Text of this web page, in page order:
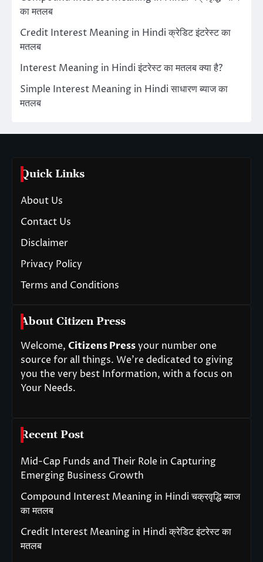
का मतलब
Credit Interest Meaning in Hindi क्रेडिट इंटरेस्ट का
मतलब
Interest Meaning in Hindi इंटरेस्ट का मतलब क्या है?
Simple Interest Meaning in Hindi साधारण ब्याज का
मतलब
Quick Links
About Us
Contact Us
Disclaimer
Privacy Policy
Terms and Conditions
About Citizen Press
Welcome, Citizens Pressyour number one
source for all things. We’re dedicated to giving
you the very best Information, with a focus on
Your Needs.
Recent Post
Mid-Cap Funds and Their Role in Capturing
Emerging Business Growth
Compound Interest Meaning in Hindi चक्रवृद्धि ब्याज
का मतलब
Credit Interest Meaning in Hindi क्रेडिट इंटरेस्ट का
मतलब